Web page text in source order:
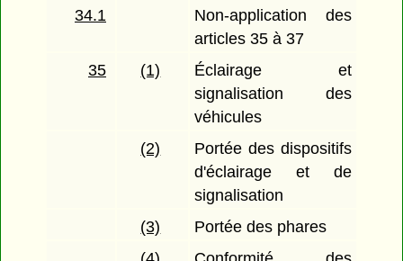
34.1
Non-application des
articles 35 à 37
35
(1)
Éclairage et
signalisation des
véhicules
(2)
Portée des dispositifs
d'éclairage et de
signalisation
(3)
Portée des phares